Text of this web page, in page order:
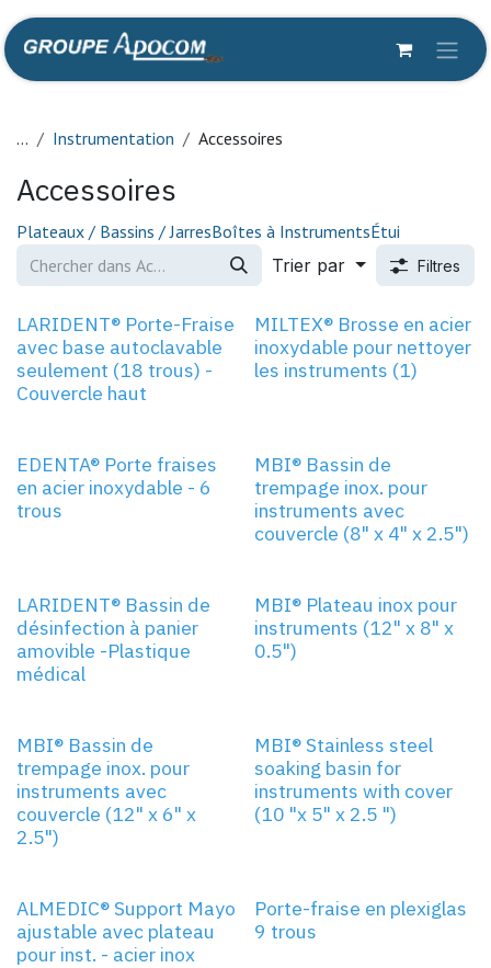
Se rendre au contenu
... Instrumentation Accessoires
Accessoires
Plateaux / Bassins / JarresBoîtes à InstrumentsÉtui
Trier par
Filtres
LARIDENT® Porte-Fraise
avec base autoclavable
seulement (18 trous) -
Couvercle haut
MILTEX® Brosse en acier
inoxydable pour nettoyer
les instruments (1)
EDENTA® Porte fraises
en acier inoxydable - 6
trous
MBI® Bassin de
trempage inox. pour
instruments avec
couvercle (8" x 4" x 2.5")
LARIDENT® Bassin de
désinfection à panier
amovible -Plastique
médical
MBI® Plateau inox pour
instruments (12" x 8" x
0.5")
MBI® Bassin de
trempage inox. pour
instruments avec
couvercle (12" x 6" x
2.5")
MBI® Stainless steel
soaking basin for
instruments with cover
(10 "x 5" x 2.5 ")
ALMEDIC® Support Mayo
ajustable avec plateau
pour inst. - acier inox
Porte-fraise en plexiglas
9 trous